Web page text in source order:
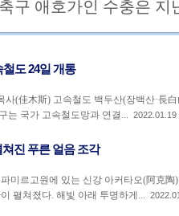
축구 애호가인 수충은 지
도 24일 개통
사(佳木斯) 고속철도 백두산(장백산·長
는 국가 고속철도망과 연결... 2022.01.19
진 푸른 얼음 조각
미르고원에 있는 신강 아커타오(阿克
펼쳐졌다. 해빛 아래 투명하게...